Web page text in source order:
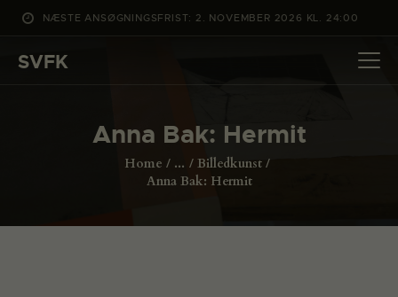
NÆSTE ANSØGNINGSFRIST: 2. NOVEMBER 2026 KL. 24:00
SVFK
Anna Bak: Hermit
Home ...
Billedkunst
Anna Bak: Hermit
DET SKER
CHANNEL